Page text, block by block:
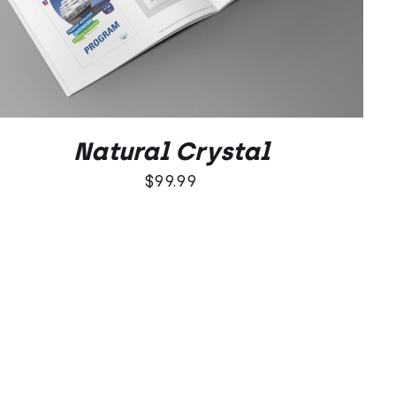
5.00
na 5
DODAJ DO KOSZYKA QUICK VIEW
Natural Crystal
$99.99